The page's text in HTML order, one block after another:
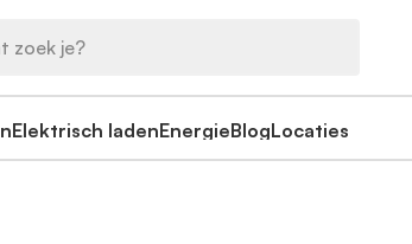
zoek je?
Elektrisch ladenEnergieBlogLocaties